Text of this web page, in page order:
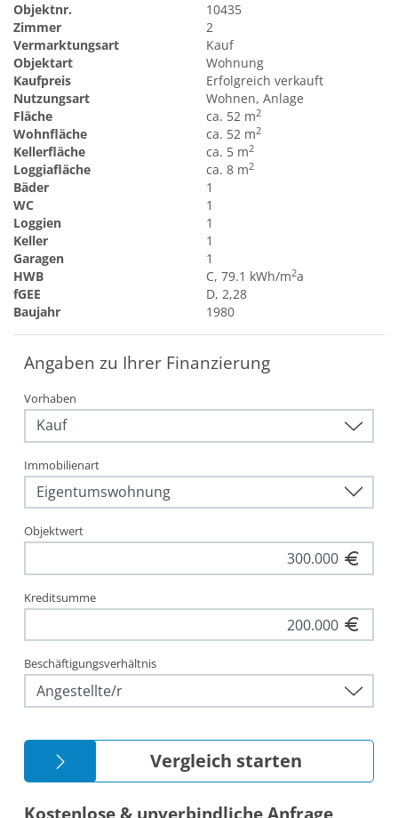
Objektnr.
10435
Zimmer
2
Vermarktungsart
Kauf
Objektart
Wohnung
Kaufpreis
Erfolgreich verkauft
Nutzungsart
Wohnen Anlage
Fläche
ca. 52 m2
Wohnfläche ca. 52 m2
Kellerfläche ca. 5 m2
Loggiafläche ca. 8 m2
Bäder
1
WC
1
Loggien
1
Keller
1
Garagen
1
HWB
C, 79.1 kWh/m2a
fGEE
D, 2,28
Baujahr
1980